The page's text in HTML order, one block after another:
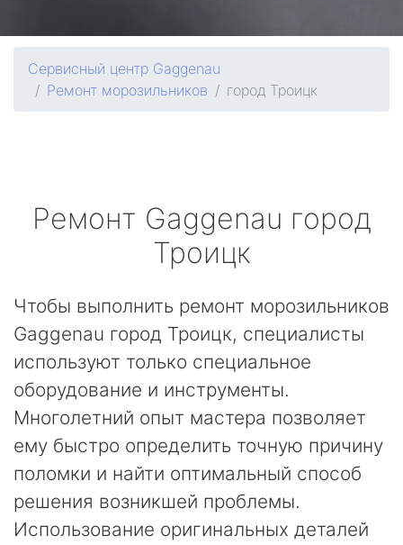
Сервисный центр Gaggenau
Ремонт морозильников
город Троицк
Ремонт Gaggenau город
Троицк
Чтобы выполнить ремонт морозильников
Gaggenau город Троицк, специалисты
используют только специальное
оборудование и инструменты.
Многолетний опыт мастера позволяет
ему быстро определить точную причину
поломки и найти оптимальный способ
решения возникшей проблемы.
Использование оригинальных деталей